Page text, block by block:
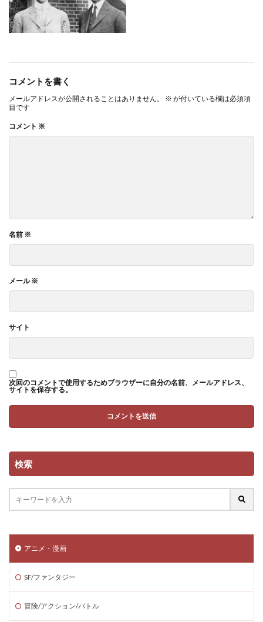
コメントを書く
メールアドレスが公開されることはありません。 ※ が付いている欄は必須項
目です
コメント ※
名前 ※
メール※
サイト
次回のコメントで使用するためブラウザーに自分の名前、メールアドレス、
サイトを保存する。
検索
アニメ・漫画
SF/ファンタジー
冒険/アクション/バトル